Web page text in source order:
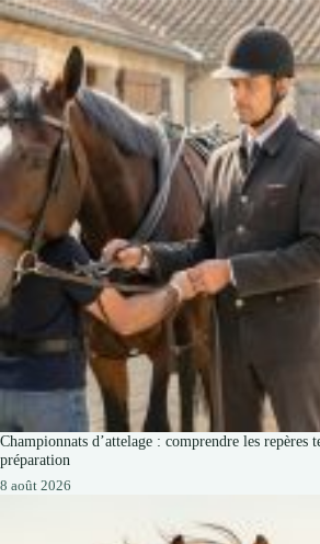
Championnats d’attelage : comprendre les repères
préparation
8 août 2026